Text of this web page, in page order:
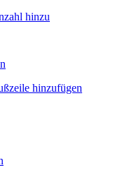
hinzu
hinzufügen